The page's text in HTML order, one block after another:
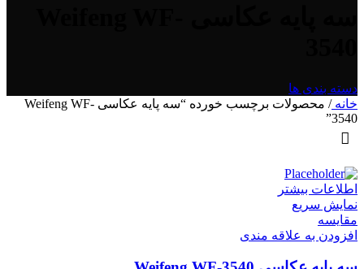
دسته بندی ها
خانه/
محصولات برچسب خورده “سه پایه عکاسی Weifeng WF-
3540”
اطلاعات بیشتر
نمایش سریع
مقايسه
افزودن به علاقه مندی